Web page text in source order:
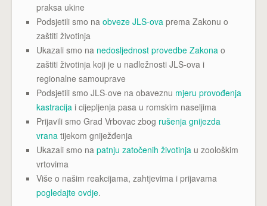
praksa ukine
Podsjetili smo na obveze JLS-ova prema Zakonu o
zaštiti životinja
Ukazali smo na nedosljednost provedbe Zakona o
zaštiti životinja koji je u nadležnosti JLS-ova i
regionalne samouprave
Podsjetili smo JLS-ove na obaveznu mjeru provođenja
kastracija i cijepljenja pasa u romskim naseljima
Prijavili smo Grad Vrbovac zbog rušenja gnijezda
vrana tijekom gniježđenja
Ukazali smo na patnju zatočenih životinja u zoološkim
vrtovima
Više o našim reakcijama, zahtjevima i prijavama
pogledajte ovdje.